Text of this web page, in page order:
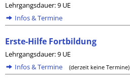
Lehrgangsdauer: 9 UE
Infos & Termine
Erste-Hilfe Fortbildung
Lehrgangsdauer: 9 UE
Infos & Termine
(derzeit keine Termine)